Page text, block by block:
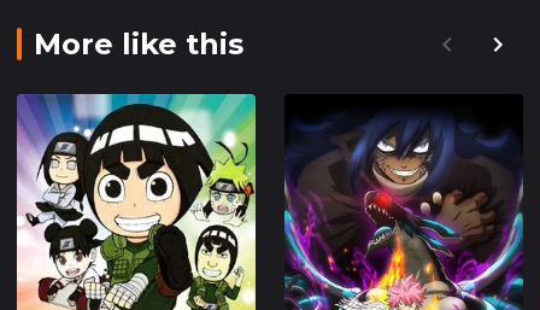
More like this